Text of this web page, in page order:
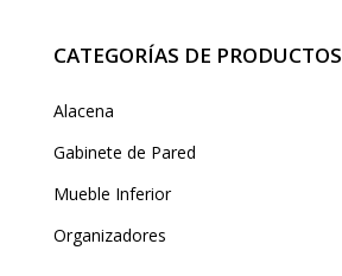
CATEGORÍAS DE PRODUCTOS
Alacena
Gabinete de Pared
Mueble Inferior
Organizadores